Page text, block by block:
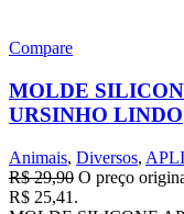
Compare
MOLDE
URSINHO LINDO
Animais, Diversos,
R$29,90 O preço
R$ 25,41.